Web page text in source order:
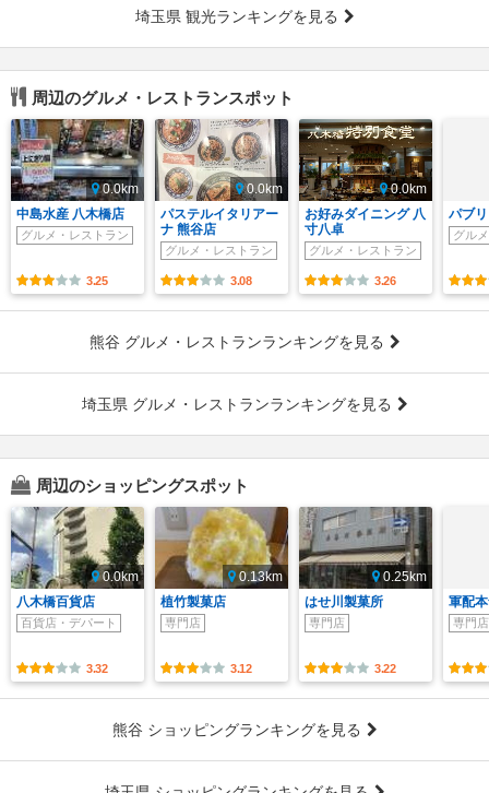
埼玉県 観光ランキングを見る
周辺のグルメ・レストランスポット
0.0km
中島水産 八木橋店
グルメ・レストラン
3.25
0.0km
パステルイタリアー
ナ 熊谷店
グルメ・レストラン
3.08
0.0km
お好みダイニング 八
寸八卓
グルメ・レストラン
3.26
パブ
グル
熊谷 グルメ・レストランランキングを見る
埼玉県 グルメ・レストランランキングを見る
周辺のショッピングスポット
0.0km
八木橋百貨店
百貨店・デパート
3.32
0.13km
植竹製菓店
専門店
3.12
0.25km
はせ川製菓所
専門店
3.22
軍配
専門店
熊谷 ショッピングランキングを見る